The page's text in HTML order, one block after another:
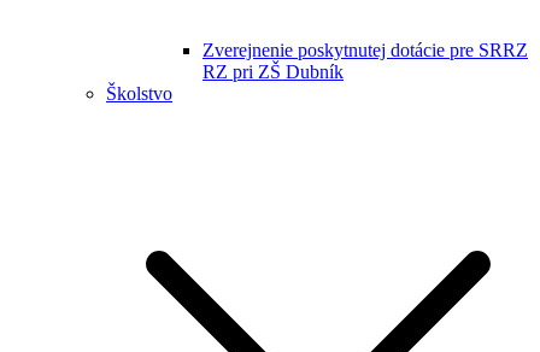
Zverejnenie poskytnutej dotácie pre SRRZ
RZ pri ZŠ Dubník
Školstvo